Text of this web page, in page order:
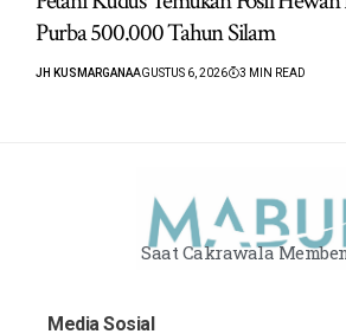
Purba 500.000 Tahun Silam
JH KUSMARGANAAGUSTUS 6, 2026 3 MIN READ
Saat Cakrawala
Media Sosial